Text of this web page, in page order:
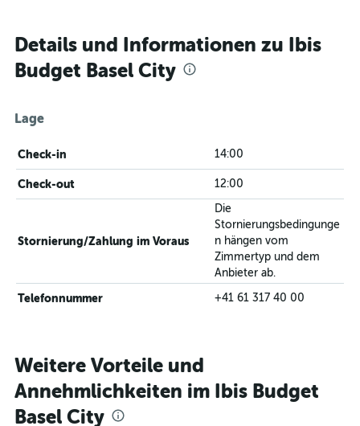
Details und Informationen zu Ibis
Budget Basel City
Lage
Check-in 14:00
Check-out 12:00
Stornierung/Zahlung im Voraus
Die
Stornierungsbedingunge
n hängen vom
Zimmertyp und dem
Anbieter ab.
Telefonnummer +41 61 317 40 00
Weitere Vorteile und
Annehmlichkeiten im Ibis Budget
Basel City